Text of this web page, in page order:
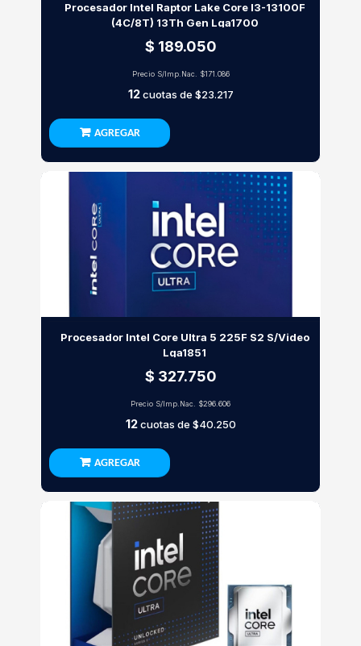
Procesador Intel Raptor Lake Core I3-13100F
(4C/8T) 13Th Gen Lga1700
$ 189.050
Precio S/Imp.Nac. $171.086
12cuotas de $23.217
AGREGAR
Procesador Intel Core Ultra 5 225F S2 S/Video
Lga1851
$ 327.750
Precio S/Imp.Nac. $296.606
12cuotas de $40.250
AGREGAR